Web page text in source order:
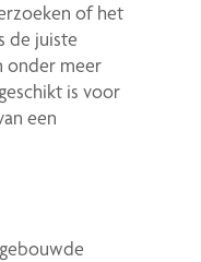
of het
de juiste
onder meer
is voor
een